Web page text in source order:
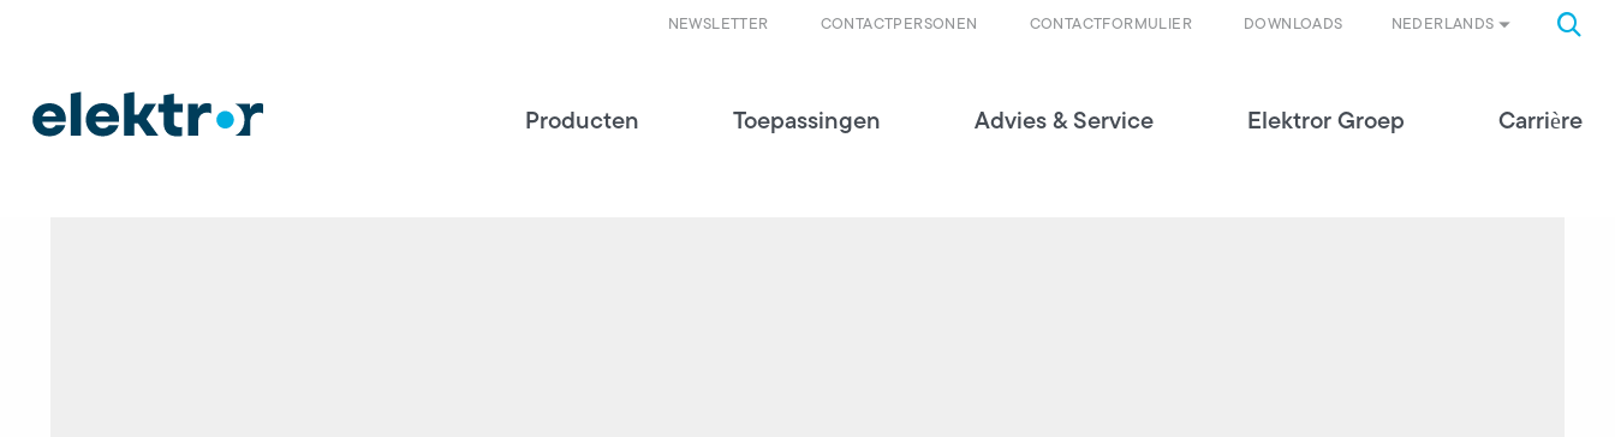
NEDERLANDS
DOWNLOADS
CONTACTFORMULIER
CONTACTPERSONEN
NEWSLETTER
Producten Toepassingen Advies & Service Elektror Groep Carrière